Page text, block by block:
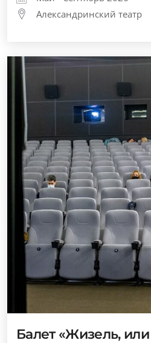
Александринский театр
Балет «Жизель,